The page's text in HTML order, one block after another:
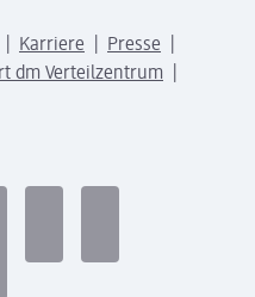
Karriere
Presse
dm Verteilzentrum